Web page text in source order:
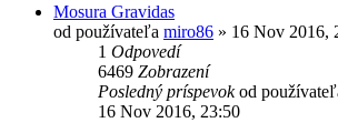
Mosura Gravidas
od používateľa miro86 » 16 Nov 2016,
1 Odpovedí
6469 Zobrazení
Posledný príspevokod
16 Nov 2016, 23:50